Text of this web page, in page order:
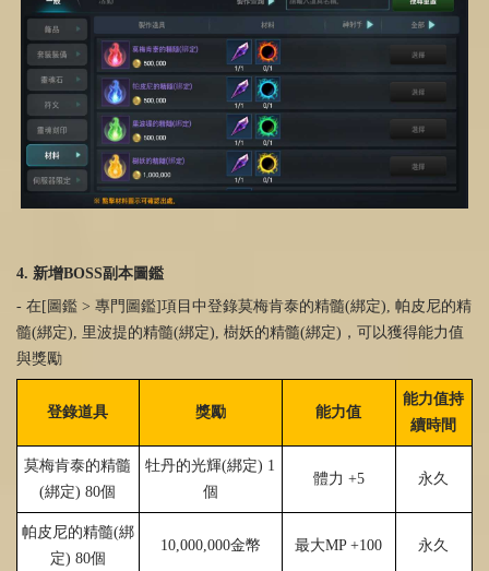
4. 新增BOSS副本圖鑑
- 在[圖鑑 > 專門圖鑑]項目中登錄莫梅肯泰的精髓(綁定), 帕皮尼的精
髓(綁定), 里波提的精髓(綁定), 樹妖的精髓(綁定)，可以獲得能力值
與獎勵
登錄道具 獎勵 能力值
能力值持
續時間
莫梅肯泰的精髓
(綁定) 80個
牡丹的光輝(綁定) 1
個
體力 +5 永久
帕皮尼的精髓(綁
定) 80個
10,000,000金幣 最大MP +100 永久